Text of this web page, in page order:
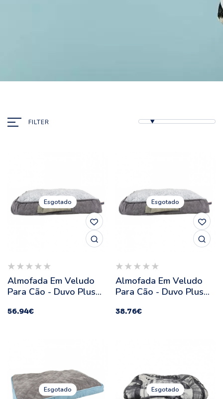
FILTER
Esgotado
Almofada Em Veludo
Para Cão - Duvo Plus
56.94€
Esgotado
Almofada Em Veludo
Para Cão - Duvo Plus
38.76€
Esgotado Esgotado